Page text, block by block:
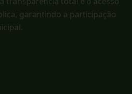
garantindo a participação